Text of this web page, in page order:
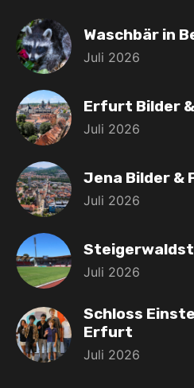
Waschbär in
Juli 2026
Erfurt Bilder
Juli 2026
Jena Bilder &
Juli 2026
Juli 2026
Schloss
Erfurt
Juli 2026